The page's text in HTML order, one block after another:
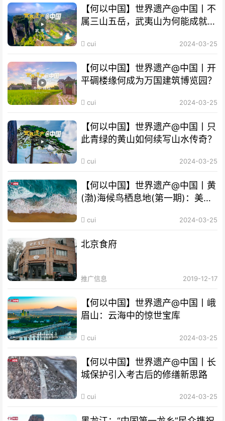
【何以中国】世界遗产@中国丨不
属三山五岳，武夷山为何能成就
cui 2024-03-25
【何以中国】世界遗产@中国丨开
平碉楼缘何成为万国建筑博览园？
cui 2024-03-25
【何以中国】世界遗产@中国丨只
此青绿的黄山如何续写山水传奇？
cui 2024-03-25
【何以中国】世界遗产@中国丨黄
(渤)海候鸟栖息地(第一期)：美丽
cui 2024-03-25
北京食府
推广信息 2019-12-17
【何以中国】世界遗产@中国丨峨
眉山：云海中的惊世宝库
cui 2024-03-25
【何以中国】世界遗产@中国丨长
城保护引入考古后的修缮新思路
cui 2024-03-25